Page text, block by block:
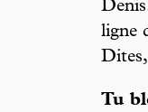
ligne
Tu